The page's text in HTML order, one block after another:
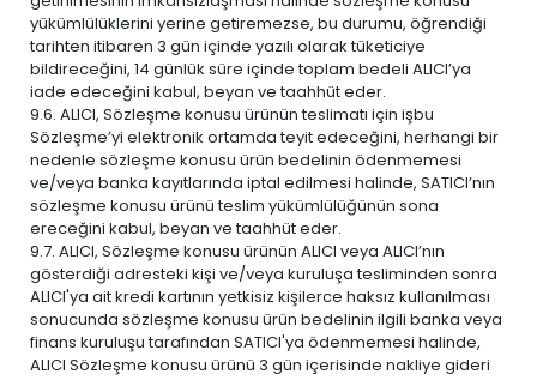
yükümlülüklerini yerine getiremezse, bu durumu, öğrendiği
tarihten itibaren 3 gün içinde yazılı olarak tüketiciye
bildireceğini, 14 günlük süre içinde toplam bedeli ALICI’ya
iade edeceğini kabul, beyan ve taahhüt eder.
9.6. ALICI, Sözleşme konusu ürünün teslimatı için işbu
Sözleşme’yi elektronik ortamda teyit edeceğini, herhangi bir
nedenle sözleşme konusu ürün bedelinin ödenmemesi
ve/veya banka kayıtlarında iptal edilmesi halinde, SATICI’nın
sözleşme konusu ürünü teslim yükümlülüğünün sona
ereceğini kabul, beyan ve taahhüt eder.
9.7. ALICI, Sözleşme konusu ürünün ALICI veya ALICI’nın
gösterdiği adresteki kişi ve/veya kuruluşa tesliminden sonra
ALICI'ya ait kredi kartının yetkisiz kişilerce haksız kullanılması
sonucunda sözleşme konusu ürün bedelinin ilgili banka veya
finans kuruluşu tarafından SATICI'ya ödenmemesi halinde,
ALICI Sözleşme konusu ürünü 3 gün içerisinde nakliye gideri